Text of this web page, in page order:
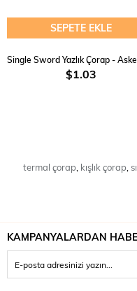
SEPETE EKLE
$1.03
termal çorap kışlık çorap
KAMPANYALARDAN